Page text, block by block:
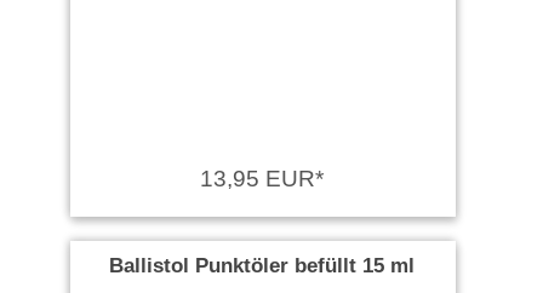
13,95 EUR*
Ballistol Punktöler befüllt 15 ml